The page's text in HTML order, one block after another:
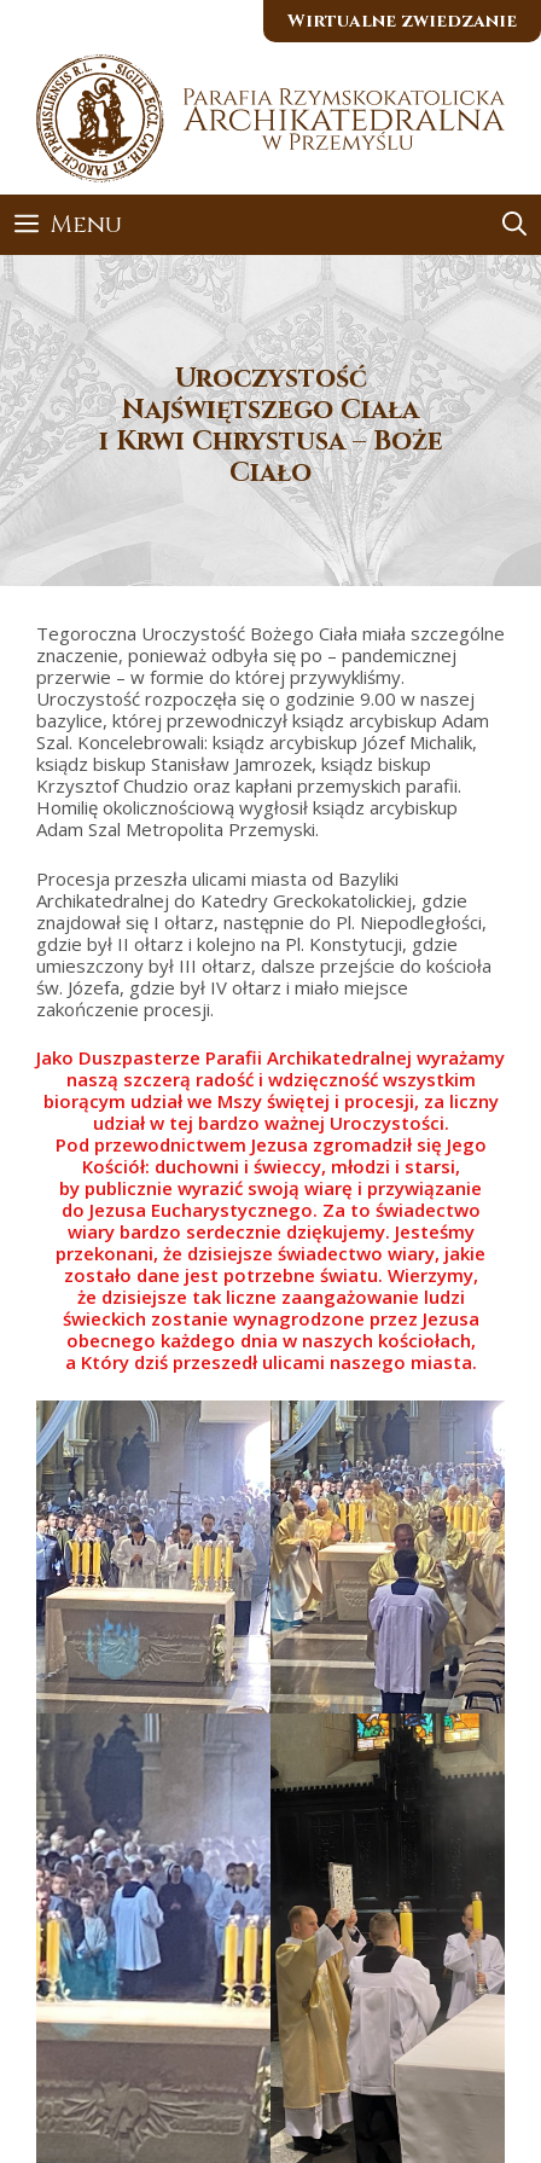
Wirtualne zwiedzanie
Menu
Uroczystość
Najświętszego Ciała
i Krwi Chrystusa – Boże
Ciało
Tegoroczna Uroczystość Bożego Ciała miała szczególne
znaczenie, ponieważ odbyła się po – pandemicznej
przerwie – w formie do której przywykliśmy.
Uroczystość rozpoczęła się o godzinie 9.00 w naszej
bazylice, której przewodniczył ksiądz arcybiskup Adam
Szal. Koncelebrowali: ksiądz arcybiskup Józef Michalik,
ksiądz biskup Stanisław Jamrozek, ksiądz biskup
Krzysztof Chudzio oraz kapłani przemyskich parafii.
Homilię okolicznościową wygłosił ksiądz arcybiskup
Adam Szal Metropolita Przemyski.
Procesja przeszła ulicami miasta od Bazyliki
Archikatedralnej do Katedry Greckokatolickiej, gdzie
znajdował się I ołtarz, następnie do Pl. Niepodległości,
gdzie był II ołtarz i kolejno na Pl. Konstytucji, gdzie
umieszczony był III ołtarz, dalsze przejście do kościoła
św. Józefa, gdzie był IV ołtarz i miało miejsce
zakończenie procesji.
Jako Duszpasterze Parafii Archikatedralnej wyrażamy
naszą szczerą radość i wdzięczność wszystkim
biorącym udział we Mszy świętej i procesji, za liczny
udział w tej bardzo ważnej Uroczystości.
Pod przewodnictwem Jezusa zgromadził się Jego
Kościół: duchowni i świeccy, młodzi i starsi,
by publicznie wyrazić swoją wiarę i przywiązanie
do Jezusa Eucharystycznego. Za to świadectwo
wiary bardzo serdecznie dziękujemy. Jesteśmy
przekonani, że dzisiejsze świadectwo wiary, jakie
zostało dane jest potrzebne światu. Wierzymy,
że dzisiejsze tak liczne zaangażowanie ludzi
świeckich zostanie wynagrodzone przez Jezusa
obecnego każdego dnia w naszych kościołach,
a Który dziś przeszedł ulicami naszego miasta.